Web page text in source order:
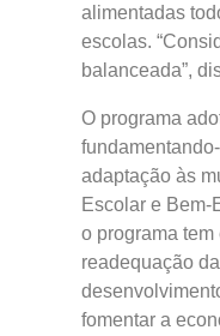
alimentadas
escolas.
balanceada”,
O programa
adaptação às
Escolar e Bem-
o programa
readequação
fomentar a